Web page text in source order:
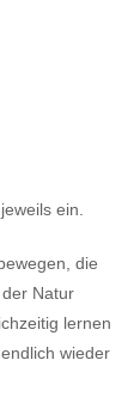
ein.
die
Natur
lernen
wieder